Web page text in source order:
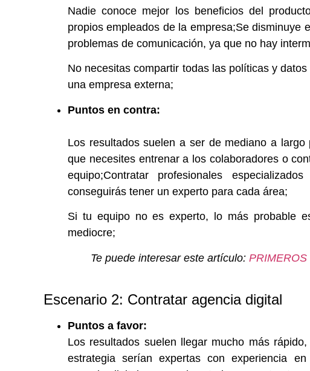
Nadie conoce mejor los beneficios del
propios empleados de la empresa;Se disminuye
problemas de comunicación, ya que no hay
No necesitas compartir todas las políticas y
una empresa externa;
Puntos en contra:
Los resultados suelen a ser de mediano a
que necesites entrenar a los colaboradores o
equipo;Contratar profesionales
conseguirás tener un experto para cada área;
Si tu equipo no es experto, lo más probable
mediocre;
Te puede interesar este artículo: PRIMEROS
Escenario 2: Contratar agencia digital
Puntos a favor:
Los resultados suelen llegar mucho más
estrategia serían expertas con experiencia